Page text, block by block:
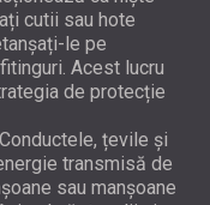
cutii sau hote
le pe
Acest lucru
de protecție
țevile și
transmisă de
sau manșoane